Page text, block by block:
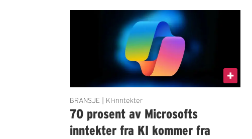
BRANSJE | KI-inntekter
70 prosent av Microsofts
inntekter fra KI kommer fra